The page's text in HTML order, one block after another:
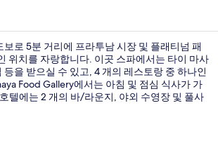
로 5분 거리에 프라투남 시장 및 플래티넘 패
위치를 자랑합니다. 이곳 스파에서는 타이 마사
등을 받으실 수 있고, 4 개의 레스토랑 중 하나인
Food Gallery에서는 아침 및 점심 식사가 가
텔에는 2 개의 바/라운지, 야외 수영장 및 풀사
만족했습니다. 이 숙박 시설은 대중 교통편을
Ratchaprarop 역의 경우 9분만 걸으면 갈 수 있